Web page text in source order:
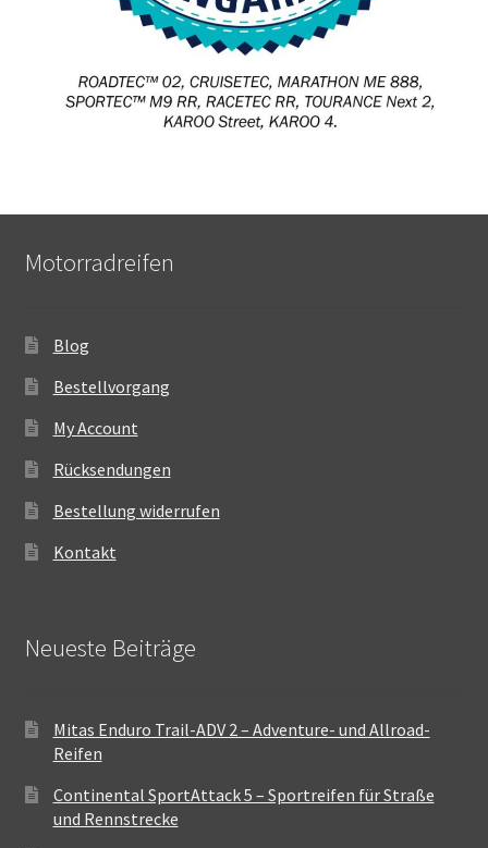
Motorradreifen
Blog
Bestellvorgang
My Account
Rücksendungen
Bestellung widerrufen
Kontakt
Neueste Beiträge
Mitas Enduro Trail-ADV 2 – Adventure- und Allroad-
Reifen
Continental SportAttack 5 – Sportreifen für Straße
und Rennstrecke